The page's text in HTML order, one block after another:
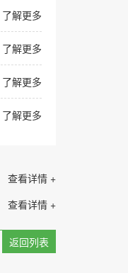
了解更多
了解更多
了解更多
了解更多
查看详情 +
查看详情 +
返回列表